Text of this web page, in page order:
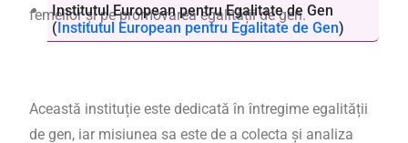
femeilor și pe promovarea egalității de gen.
Institutul European pentru Egalitate de Gen
(Institutul European pentru Egalitate de Gen)
Această instituție este dedicată în întregime egalității
de gen, iar misiunea sa este de a colecta și analiza